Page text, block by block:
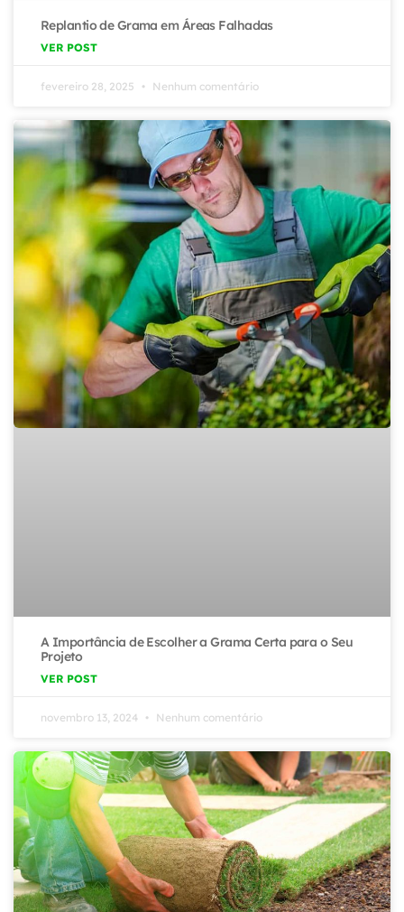
Replantio de Grama em Áreas Falhadas
VER POST
fevereiro 28, 2025 Nenhum comentário
A Importância de Escolher a Grama Certa para o Seu
Projeto
VER POST
novembro 13, 2024 Nenhum comentário